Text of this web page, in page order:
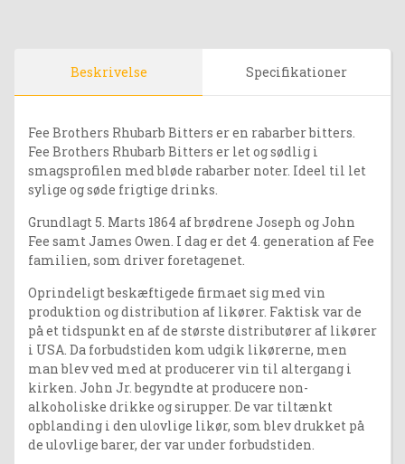
Beskrivelse Specifikationer
Fee Brothers Rhubarb Bitters er en rabarber bitters.
Fee Brothers Rhubarb Bitters er let og sødlig i
smagsprofilen med bløde rabarber noter. Ideel til let
sylige og søde frigtige drinks.
Grundlagt 5. Marts 1864 af brødrene Joseph og John
Fee samt James Owen. I dag er det 4. generation af Fee
familien, som driver foretagenet.
Oprindeligt beskæftigede firmaet sig med vin
produktion og distribution af likører. Faktisk var de
på et tidspunkt en af de største distributører af likører
i USA. Da forbudstiden kom udgik likørerne, men
man blev ved med at producerer vin til altergang i
kirken. John Jr. begyndte at producere non-
alkoholiske drikke og sirupper. De var tiltænkt
opblanding i den ulovlige likør, som blev drukket på
de ulovlige barer, der var under forbudstiden.